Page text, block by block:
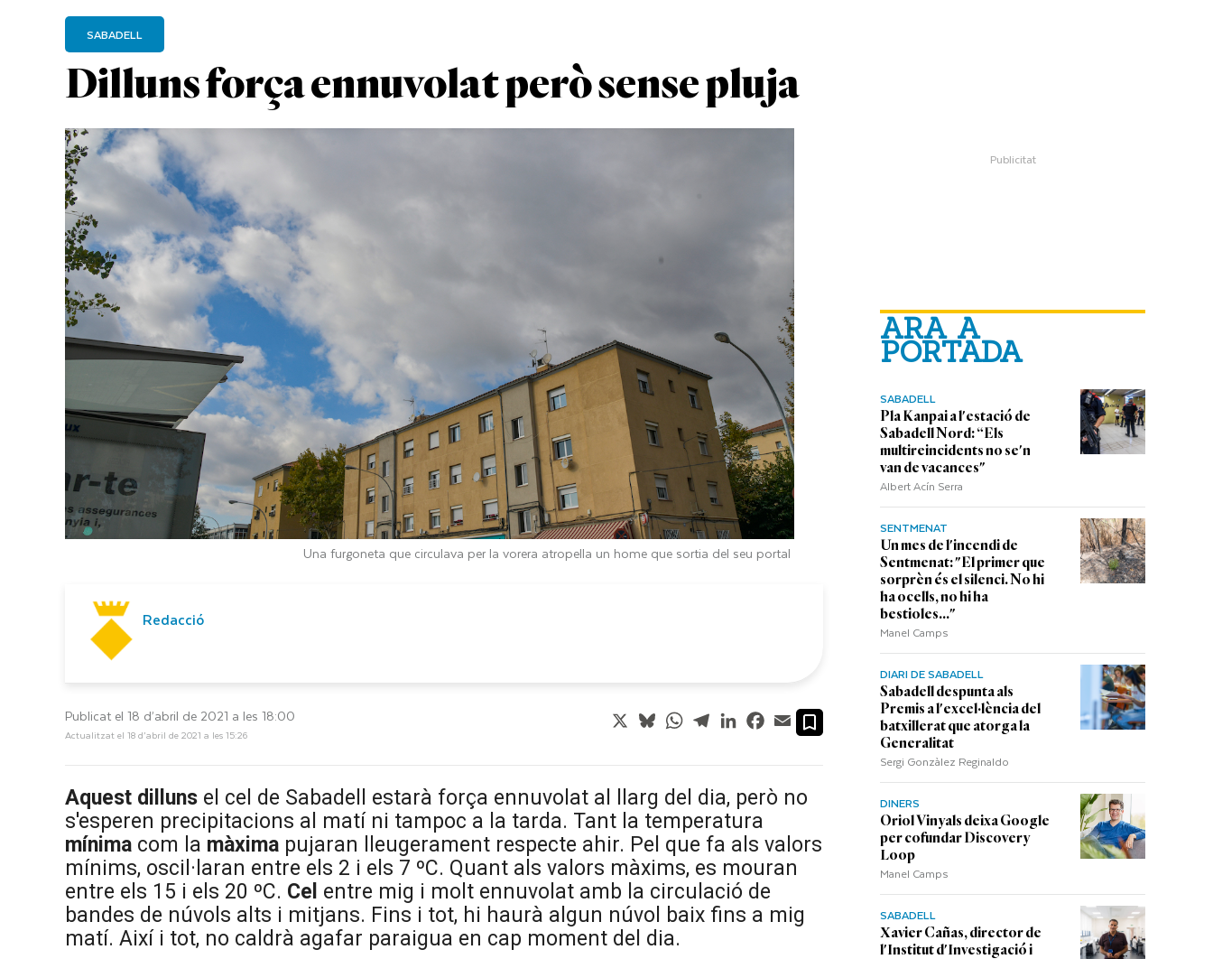
ARA A
PORTADA
SABADELL
Pla Kanpai a l'estació de
Sabadell Nord: “Els
multireincidents no se'n
van de vacances"
Albert Acín Serra
SENTMENAT
Un mes de l'incendi de
Sentmenat: "El primer que
sorprèn és el silenci. No hi
ha ocells, no hi ha
bestioles..."
Manel Camps
DIARI DE SABADELL
Sabadell despunta als
Premis a l'excel·lència del
batxillerat que atorga la
Generalitat
Sergi Gonzàlez Reginaldo
DINERS
Oriol Vinyals deixa Google
per cofundar Discovery
Loop
Manel Camps
SABADELL
Xavier Cañas, director de
l'Institut d'Investigació i
Dilluns força ennuvolat però sense pluja
SABADELL
Una furgoneta que circulava per la vorera atropella un home que sortia del seu portal
Redacció
Publicat el 18 d’abril de 2021 a les 18:00
Actualitzat el 18 d’abril de 2021 a les 15:26
X BlueskyWhatsApp
TelegramLinkedInFacebook
Email
Aquest dilluns el cel de Sabadell estarà força ennuvolat al llarg del dia, però no
s'esperen precipitacions al matí ni tampoc a la tarda. Tant la temperatura
mínima com la màxima pujaran lleugerament respecte ahir. Pel que fa als valors
mínims, oscil·laran entre els 2 i els 7 ºC. Quant als valors màxims, es mouran
entre els 15 i els 20 ºC. Cel entre mig i molt ennuvolat amb la circulació de
bandes de núvols alts i mitjans. Fins i tot, hi haurà algun núvol baix fins a mig
matí. Així i tot, no caldrà agafar paraigua en cap moment del dia.